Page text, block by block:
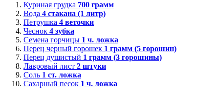
Куриная грудка 700 грамм
Вода 4 стакана (1 литр)
Петрушка 4 веточки
Чеснок 4 зубка
Семена горчицы 1 ч. ложка
Перец черный горошек 1 грамм (5 горошин)
Перец душистый 1 грамм (3 горошины)
Лавровый лист 2 штуки
Соль 1 ст. ложка
Сахарный песок 1 ч. ложка